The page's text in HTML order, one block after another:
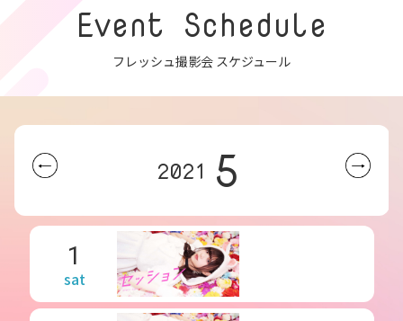
Event Schedule
フレッシュ撮影会 スケジュール
2021 5
1
sat